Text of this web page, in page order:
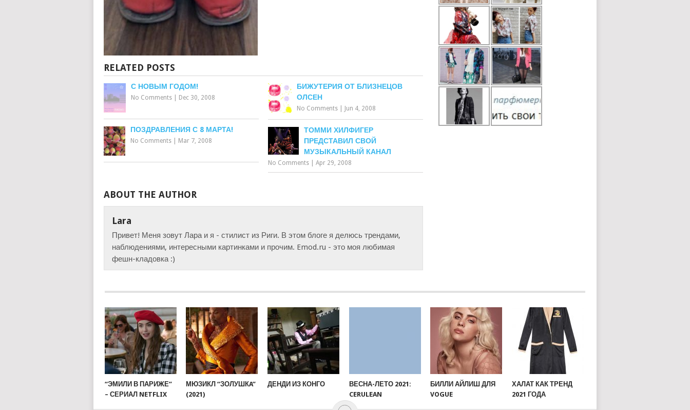
RELATED POSTS
С НОВЫМ ГОДОМ!
No Comments Dec 30, 2008
БИЖУТЕРИЯ ОТ БЛИЗНЕЦОВ
ОЛСЕН
No Comments Jun 4, 2008
ПОЗДРАВЛЕНИЯ С 8 МАРТА!
No Comments Mar 7, 2008
ТОММИ ХИЛФИГЕР
ПРЕДСТАВИЛ СВОЙ
МУЗЫКАЛЬНЫЙ КАНАЛ
No Comments |Apr 29, 2008
ABOUT THE AUTHOR
Lara
Привет! Меня зовут Лара и я - стилист из Риги. В этом блоге я делюсь трендами,
наблюдениями, интересными картинками и прочим. Emod.ru - это моя любимая
фешн-кладовка :)
“ЭМИЛИ В ПАРИЖЕ”
– СЕРИАЛ NETFLIX
МЮЗИКЛ “ЗОЛУШКA”
(2021)
ДЕНДИ ИЗ КОНГО
ВЕСНА-ЛЕТО 2021:
CERULEAN
БИЛЛИ АЙЛИШ ДЛЯ
VOGUE
ХАЛАТ КАК ТРЕНД
2021 ГОДА